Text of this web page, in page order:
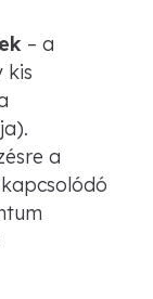
– a
kis
a